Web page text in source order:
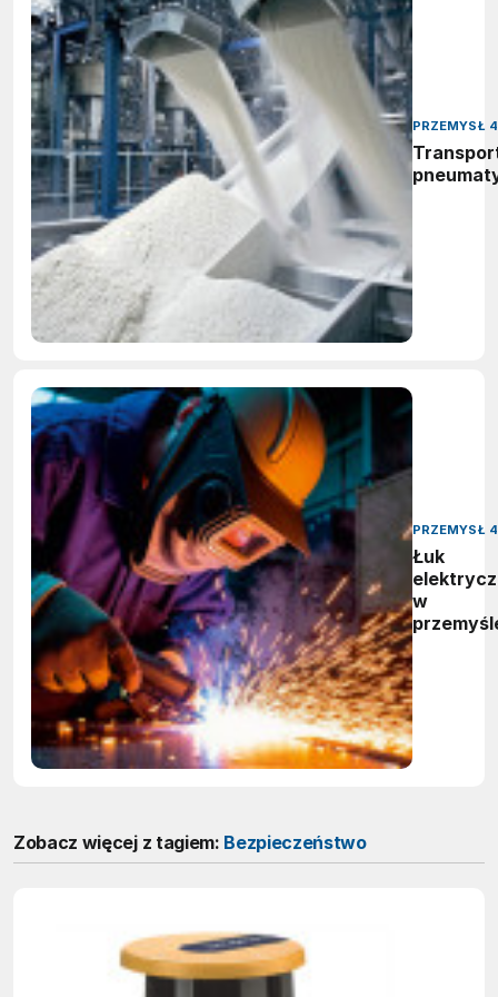
PRZEMYSŁ
PRZEMYSŁ
Łuk
w
Zobacz więcej z tagiem: Bezpieczeństwo